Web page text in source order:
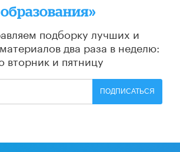
образования»
подборку лучших и
два раза в неделю:
вторник и пятницу
ПОДПИСАТЬСЯ